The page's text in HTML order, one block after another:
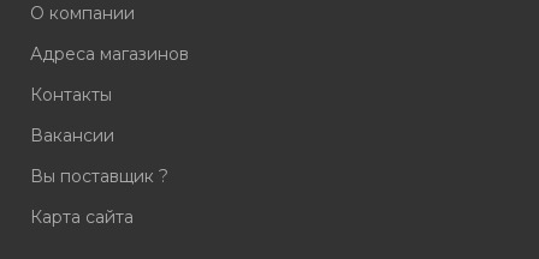
О компании
Адреса магазинов
Контакты
Вакансии
Вы поставщик ?
Карта сайта